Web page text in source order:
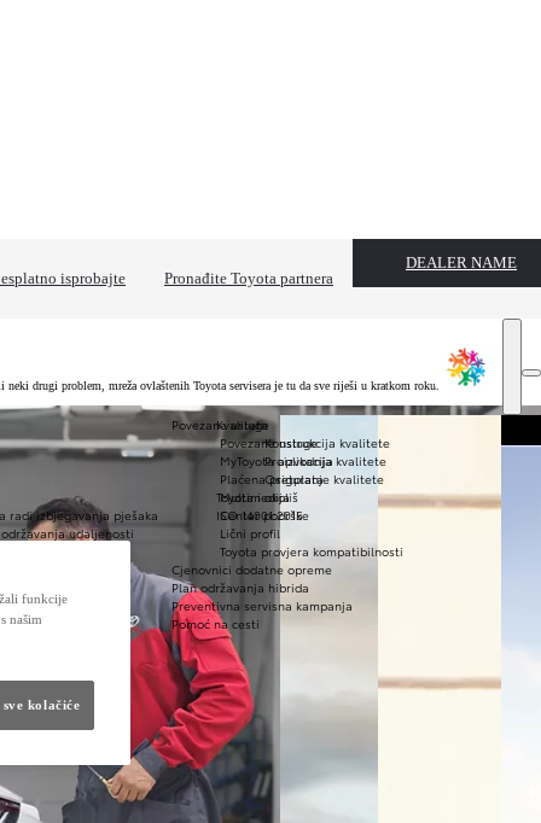
isprobajte Pronađite Toyota partnera
DEALER NAME
Povezane usluge
Povezane usluge
MyToyota aplikacija
Plaćena pretplata
Multimedija
Centar podrške
Lični profil
Toyota provjera kompatibilnosti
Cjenovnici dodatne opreme
Plan održavanja hibrida
Preventivna servisna kampanja
Pomoć na cesti
radi izbjegavanja pješaka
udaljenosti
Kvaliteta
Konstrukcija kvalitete
Proizvodnja kvalitete
Osiguranje kvalitete
Toyota i okoliš
ISO 14001:2015
drugi problem, mreža ovlaštenih Toyota servisera je tu da sve riješi u kratkom roku.
funkcije
našim
kolačiće